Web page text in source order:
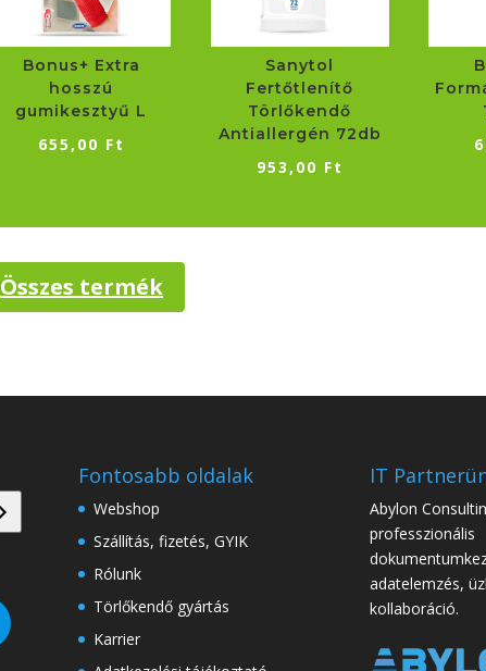
Bonus+ Extra
hosszú
gumikesztyű L
655,00 Ft
Sanytol
Fertőtlenítő
Törlőkendő
Antiallergén 72db
953,00 Ft
Összes termék
Fontosabb oldalak
Webshop
Szállítás, fizetés, GYIK
Rólunk
Törlőkendő gyártás
Karrier
IT
Abylon
professzionális
adatelemzés,
kollaboráció.